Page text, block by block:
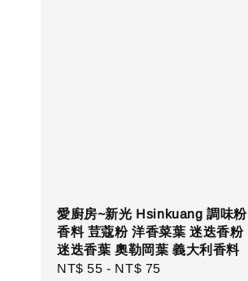
愛廚房~新光 Hsinkuang 調味粉
香料 荳蔻粉 洋香菜葉 迷迭香粉
迷迭香葉 奧勒岡葉 義大利香料
Regular
NT$ 55 - NT$ 75